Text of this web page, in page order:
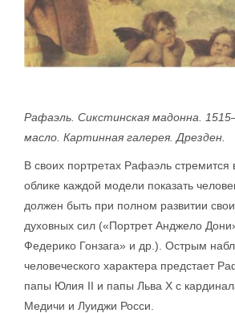
Рафаэль. Сикстинская мадонна.
масло. Картинная галерея. Дрезден.
В своих портретах Рафаэль стремится
облике каждой модели показать
должен быть при полном развитии
духовных сил («Портрет Анджело
Федерико Гонзага» и др.). Острым
человеческого характера предстает
папы Юлия II и папы Льва X с
Медичи и Луиджи Росси.